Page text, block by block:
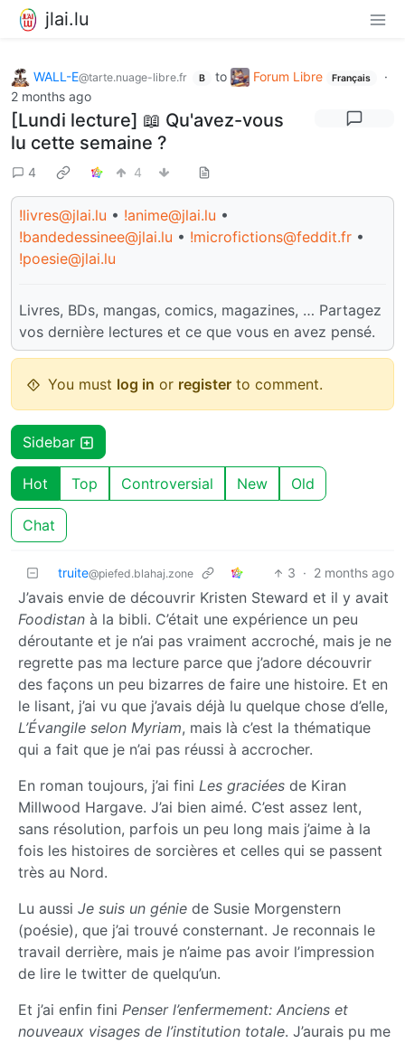
jlai.lu
WALL-E@tarte.nuage-libre.fr B to Forum Libre Français
·
2 months ago
[Lundi lecture] 📖 Qu'avez-vous
lu cette semaine ?
4 4
!livres@jlai.lu • !anime@jlai.lu •
!bandedessinee@jlai.lu • !microfictions@feddit.fr •
!poesie@jlai.lu
Livres, BDs, mangas, comics, magazines, … Partagez
vos dernière lectures et ce que vous en avez pensé.
You must log in or register to comment.
Sidebar
Hot Top Controversial New Old
Chat
truite@piefed.blahaj.zone 3 · 2 months ago
J’avais envie de découvrir Kristen Steward et il y avait
Foodistan à la bibli. C’était une expérience un peu
déroutante et je n’ai pas vraiment accroché, mais je ne
regrette pas ma lecture parce que j’adore découvrir
des façons un peu bizarres de faire une histoire. Et en
le lisant, j’ai vu que j’avais déjà lu quelque chose d’elle,
L’Évangile selon Myriam, mais là c’est la thématique
qui a fait que je n’ai pas réussi à accrocher.
En roman toujours, j’ai fini Les graciées de Kiran
Millwood Hargave. J’ai bien aimé. C’est assez lent,
sans résolution, parfois un peu long mais j’aime à la
fois les histoires de sorcières et celles qui se passent
très au Nord.
Lu aussi Je suis un génie de Susie Morgenstern
(poésie), que j’ai trouvé consternant. Je reconnais le
travail derrière, mais je n’aime pas avoir l’impression
de lire le twitter de quelqu’un.
Et j’ai enfin fini Penser l’enfermement: Anciens et
nouveaux visages de l’institution totale. J’aurais pu me